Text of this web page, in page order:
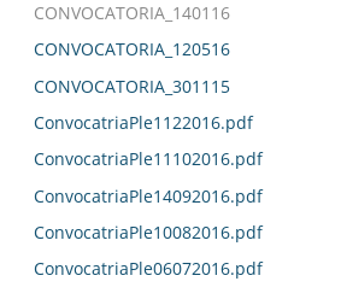
CONVOCATORIA_140116
CONVOCATORIA_120516
CONVOCATORIA_301115
ConvocatriaPle1122016.pdf
ConvocatriaPle11102016.pdf
ConvocatriaPle14092016.pdf
ConvocatriaPle10082016.pdf
ConvocatriaPle06072016.pdf